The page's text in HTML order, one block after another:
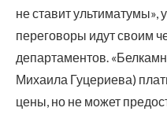
не ставит ультиматумы»,
переговоры идут своим
департаментов.
Михаила Гуцериева)
цены, но не может